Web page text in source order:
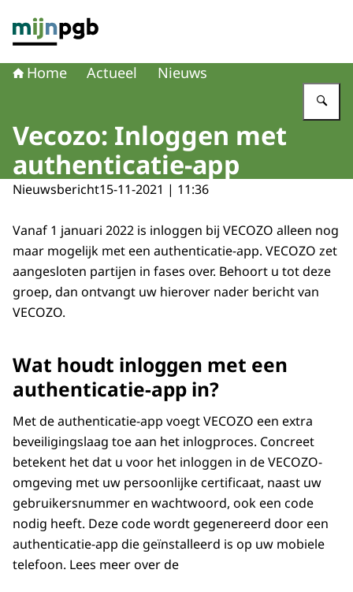
Home Actueel Nieuws
Vecozo: Inloggen met
authenticatie-app
Nieuwsbericht15-11-2021 | 11:36
Vanaf 1 januari 2022 is inloggen bij VECOZO alleen nog
maar mogelijk met een authenticatie-app. VECOZO zet
aangesloten partijen in fases over. Behoort u tot deze
groep, dan ontvangt uw hierover nader bericht van
VECOZO.
Wat houdt inloggen met een
authenticatie-app in?
Met de authenticatie-app voegt VECOZO een extra
beveiligingslaag toe aan het inlogproces. Concreet
betekent het dat u voor het inloggen in de VECOZO-
omgeving met uw persoonlijke certificaat, naast uw
gebruikersnummer en wachtwoord, ook een code
nodig heeft. Deze code wordt gegenereerd door een
authenticatie-app die geïnstalleerd is op uw mobiele
telefoon. Lees meer over de